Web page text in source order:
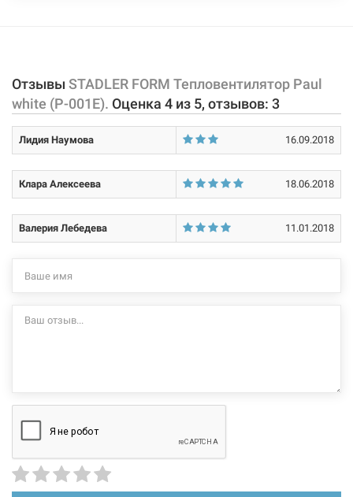
не несет.
Отзывы STADLER FORM Тепловентилятор Paul
white (P-001E). Оценка 4 из 5, отзывов: 3
Лидия Наумова 16.09.2018
Клара Алексеева 18.06.2018
Валерия Лебедева 11.01.2018